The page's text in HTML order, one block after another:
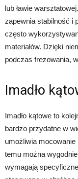
lub ławie
zapewnia stabilność i
często
materiałów. Dzięki
podczas frezowania,
Imadło
Imadło kątowe to
bardzo przydatne w
umożliwia
temu można
wymagają